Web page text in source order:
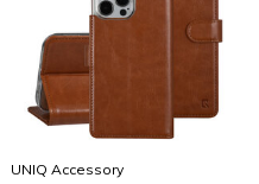
UNIQ Accessory